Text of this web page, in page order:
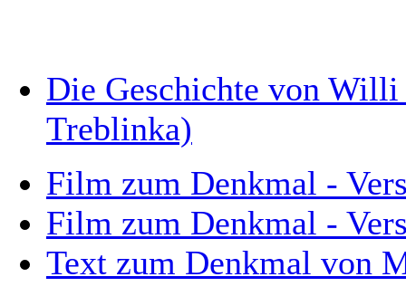
Die Geschichte von
Treblinka)
Film zum Denkmal -
Film zum Denkmal -
Text zum Denkmal von